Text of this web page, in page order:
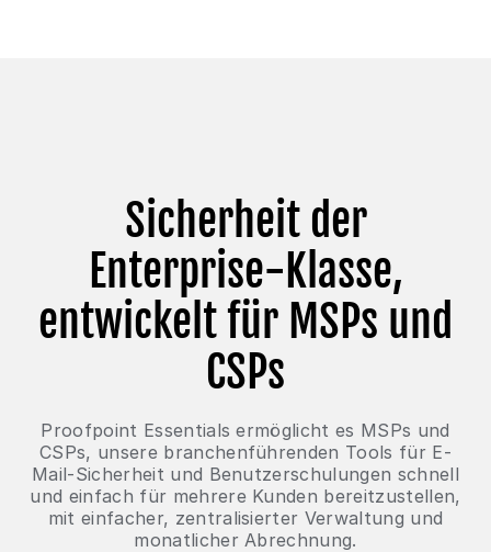
Sicherheit der
Enterprise-Klasse,
entwickelt für MSPs und
CSPs
Proofpoint Essentials ermöglicht es MSPs und
CSPs, unsere branchenführenden Tools für E-
Mail-Sicherheit und Benutzerschulungen schnell
und einfach für mehrere Kunden bereitzustellen,
mit einfacher, zentralisierter Verwaltung und
monatlicher Abrechnung.